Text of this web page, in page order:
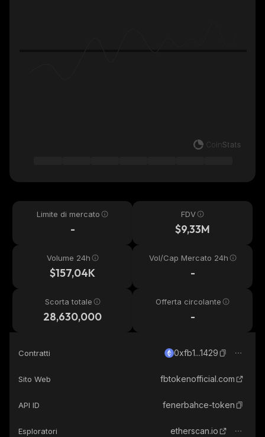
Limite di mercato
-
FDV
$9,33M
Volume 24h
$157,04K
Vol/Cap Mercato 24h
-
Scorta totale
28,630,000
Offerta circolante
-
Contratti 0xfb1...1429
Sito Web fbtokenofficial.com
API ID fenerbahce-token
Esploratori etherscan.io